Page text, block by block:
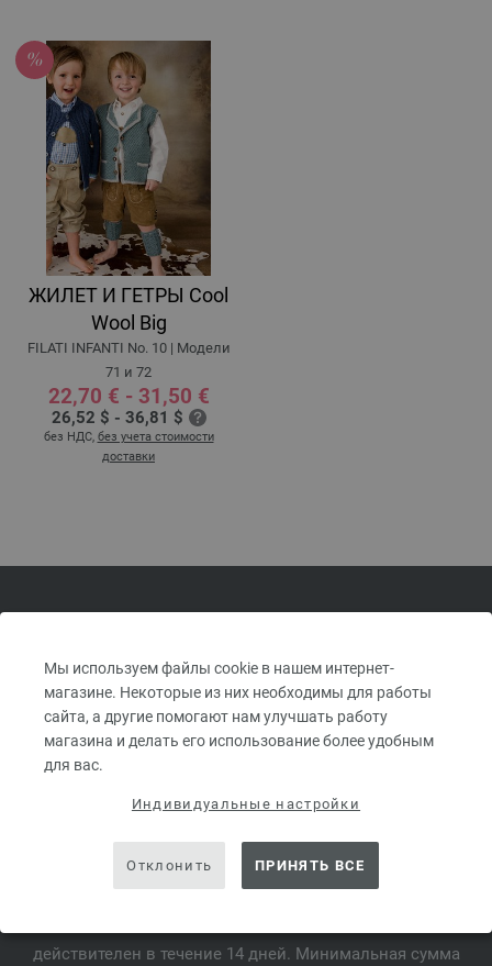
Мы используем файлы cookie в нашем интернет-
магазине. Некоторые из них необходимы для работы
сайта, а другие помогают нам улучшать работу
магазина и делать его использование более удобным
для вас.
Индивидуальные настройки
Отклонить ПРИНЯТЬ ВСЕ
ЖИЛЕТ И ГЕТРЫ Cool
Wool Big
FILATI INFANTI No. 10 | Модели
71 и 72
22,70 € - 31,50 €
26,52 $ - 36,81 $
без НДС, без учета стоимости
доставки
ПРЯЖА И ШЕРСТЬ LANA
GROSSA
ПОЛУЧИТЕ КУПОН НА 10 €.*
действителен в течение 14 дней. Минимальная сумма